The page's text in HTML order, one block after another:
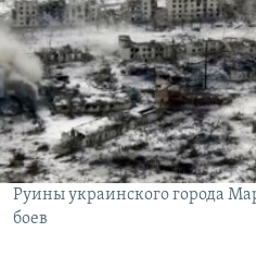
Руины украинского города
боев